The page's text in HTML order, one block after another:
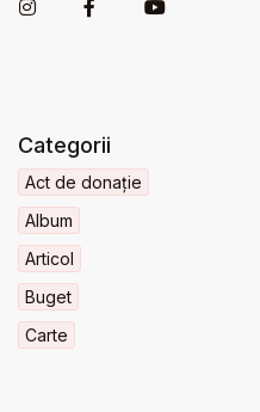
Categorii
Act de donație
Album
Articol
Buget
Carte